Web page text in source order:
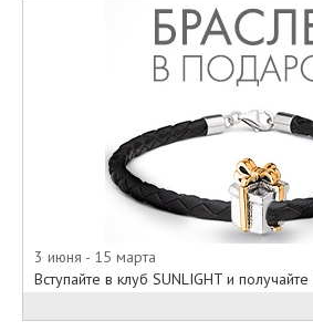
3 июня - 15 марта
Вступайте в клуб SUNLIGHT и